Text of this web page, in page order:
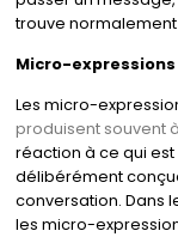
trouve
Micro-
Les micro-
produisent souvent
réaction à ce qui
délibérément
conversation. Dans
les micro-